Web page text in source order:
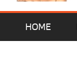
HOME